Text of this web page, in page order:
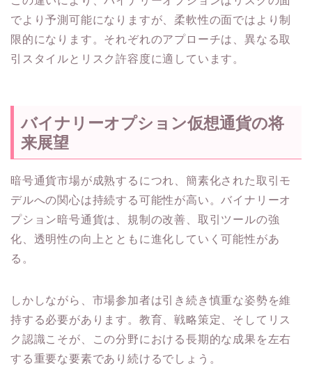
でより予測可能になりますが、柔軟性の面ではより制
限的になります。それぞれのアプローチは、異なる取
引スタイルとリスク許容度に適しています。
バイナリーオプション仮想通貨の将
来展望
暗号通貨市場が成熟するにつれ、簡素化された取引モ
デルへの関心は持続する可能性が高い。バイナリーオ
プション暗号通貨は、規制の改善、取引ツールの強
化、透明性の向上とともに進化していく可能性があ
る。
しかしながら、市場参加者は引き続き慎重な姿勢を維
持する必要があります。教育、戦略策定、そしてリス
ク認識こそが、この分野における長期的な成果を左右
する重要な要素であり続けるでしょう。